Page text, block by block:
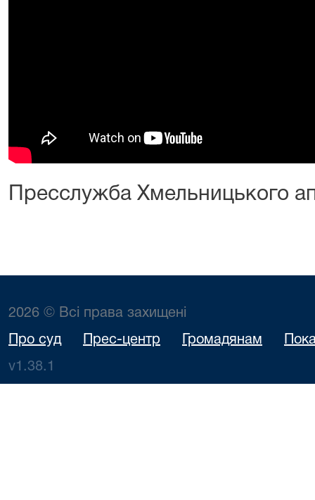
Пресслужба Хмельницького
2026 © Всі права захищені
Про суд Прес-центр Громадянам
v1.38.1